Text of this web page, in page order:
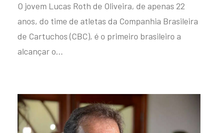
O jovem Lucas Roth de Oliveira, de apenas 22
anos, do time de atletas da Companhia Brasileira
de Cartuchos (CBC), é o primeiro brasileiro a
alcançar o…